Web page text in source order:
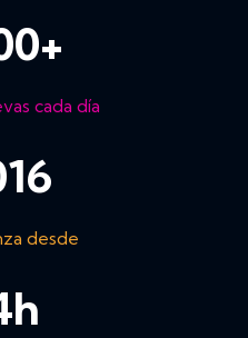
+
cada día
desde
h